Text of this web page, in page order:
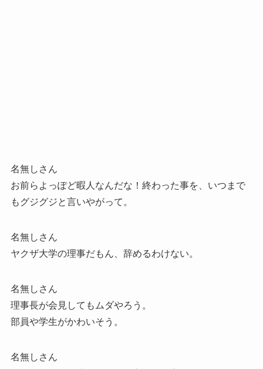
名無しさん
お前らよっぽど暇人なんだな！終わった事を、いつまで
もグジグジと言いやがって。
名無しさん
ヤクザ大学の理事だもん、辞めるわけない。
名無しさん
理事長が会見してもムダやろう。
部員や学生がかわいそう。
名無しさん